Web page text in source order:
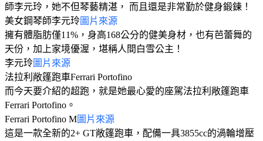
師李元玲，她不但琴藝精湛， 而且還是非常勤於健身鍛鍊！
美女鋼琴師李元玲圖片來源
擁有體脂肪僅11%，身高168公分的健美身材，也有芭蕾舞的
天份，加上家境優渥，堪稱人間白雪公主！
李元玲圖片來源
法拉利敞篷跑車Ferrari Portofino
而今天要介紹的超跑，就是她最心愛的座駕法拉利敞篷跑車
Ferrari Portofino。
Ferrari Portofino M圖片來源
這是一款全新的2+ GT敞篷跑車，配備一具3855cc的渦輪增壓